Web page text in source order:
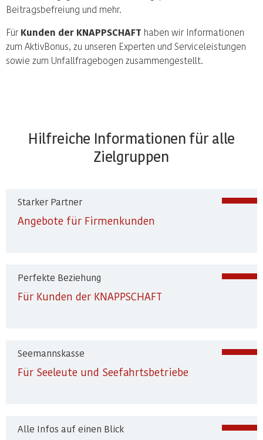
Beitragsbefreiung und mehr.
Für Kunden der KNAPPSCHAFT haben wir Informationen
zum AktivBonus, zu unseren Experten und Serviceleistungen
sowie zum Unfallfragebogen zusammengestellt.
Hilfreiche Informationen für alle
Zielgruppen
Starker Partner
Angebote für Firmenkunden
Perfekte Beziehung
Für Kunden der KNAPPSCHAFT
Seemannskasse
Für Seeleute und Seefahrtsbetriebe
Alle Infos auf einen Blick